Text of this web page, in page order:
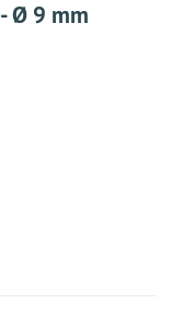
Ø 9 mm